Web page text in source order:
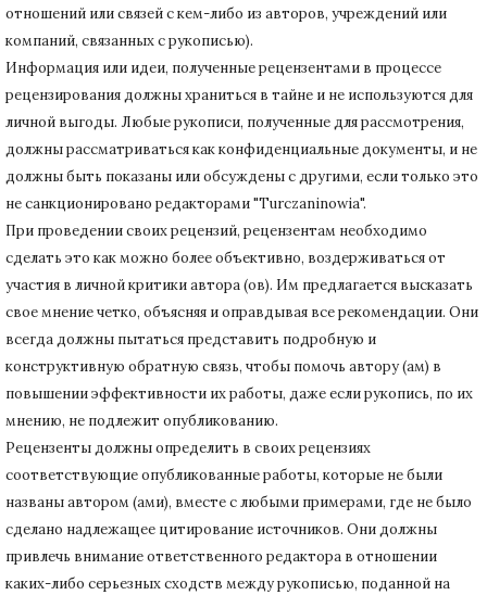
отношений или связей с кем-либо из авторов, учреждений или
компаний, связанных с рукописью).
Информация или идеи, полученные рецензентами в процессе
рецензирования должны храниться в тайне и не используются для
личной выгоды. Любые рукописи, полученные для рассмотрения,
должны рассматриваться как конфиденциальные документы, и не
должны быть показаны или обсуждены с другими, если только это
не санкционировано редакторами "Turczaninowia".
При проведении своих рецензий, рецензентам необходимо
сделать это как можно более объективно, воздерживаться от
участия в личной критики автора (ов). Им предлагается высказать
свое мнение четко, объясняя и оправдывая все рекомендации. Они
всегда должны пытаться представить подробную и
конструктивную обратную связь, чтобы помочь автору (ам) в
повышении эффективности их работы, даже если рукопись, по их
мнению, не подлежит опубликованию.
Рецензенты должны определить в своих рецензиях
соответствующие опубликованные работы, которые не были
названы автором (ами), вместе с любыми примерами, где не было
сделано надлежащее цитирование источников. Они должны
привлечь внимание ответственного редактора в отношении
каких-либо серьезных сходств между рукописью, поданной на